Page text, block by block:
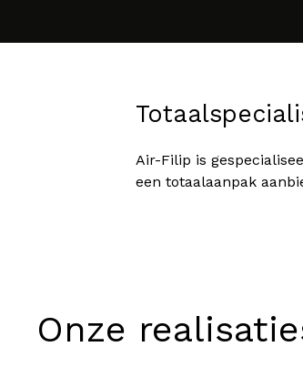
Air-Filip is
een totaalaanpak
Onze